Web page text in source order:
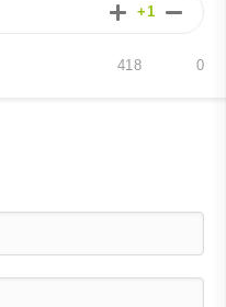
+1
0
418